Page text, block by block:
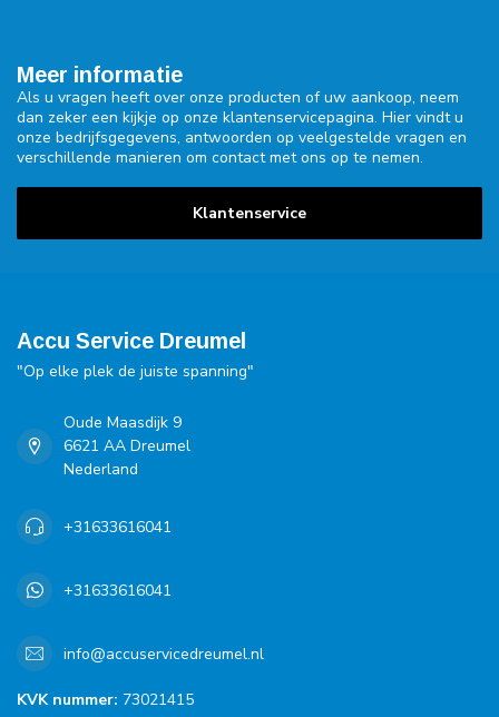
Meer informatie
Als u vragen heeft over onze producten of uw aankoop, neem
dan zeker een kijkje op onze klantenservicepagina. Hier vindt u
onze bedrijfsgegevens, antwoorden op veelgestelde vragen en
verschillende manieren om contact met ons op te nemen.
Klantenservice
Accu Service Dreumel
"Op elke plek de juiste spanning"
Oude Maasdijk 9
6621 AA Dreumel
Nederland
+31633616041
+31633616041
info@accuservicedreumel.nl
KVK nummer: 73021415